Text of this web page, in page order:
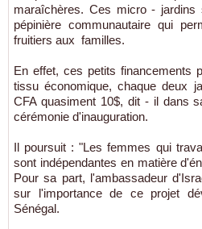
maraîchères. Ces micro - jardins
pépinière communautaire qui
fruitiers aux familles.
En effet, ces petits financements
tissu économique, chaque deux
CFA quasiment 10$, dit - il dans
cérémonie d'inauguration.
Il poursuit : "Les femmes qui
sont indépendantes en matière
Pour sa part, l'ambassadeur
sur l'importance de ce projet
Sénégal.